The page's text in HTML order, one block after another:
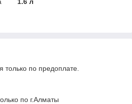
только по предоплате.
по г.Алматы